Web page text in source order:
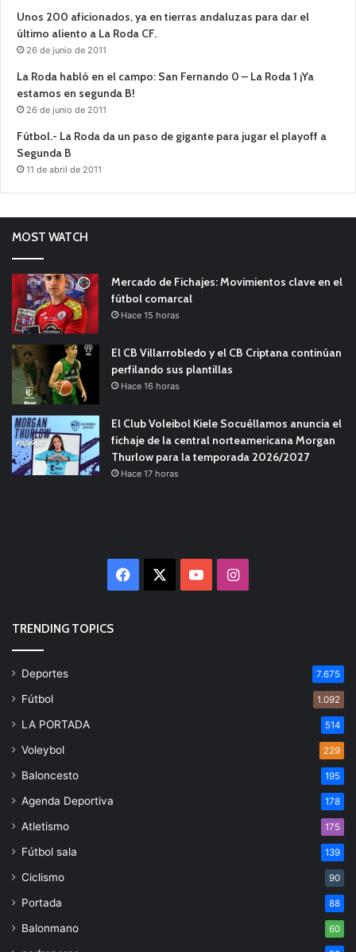
Unos 200 aficionados, ya en tierras andaluzas para dar el
último aliento a La Roda CF.
26 de junio de 2011
La Roda habló en el campo: San Fernando 0 – La Roda 1 ¡Ya
estamos en segunda B!
26 de junio de 2011
Fútbol.- La Roda da un paso de gigante para jugar el playoff a
Segunda B
11 de abril de 2011
MOST WATCH
Mercado de Fichajes: Movimientos clave en el
fútbol comarcal
Hace 15 horas
El CB Villarrobledo y el CB Criptana continúan
perfilando sus plantillas
Hace 16 horas
El Club Voleibol Kiele Socuéllamos anuncia el
fichaje de la central norteamericana Morgan
Thurlow para la temporada 2026/2027
Hace 17 horas
Facebook YouTubeInstagram
TRENDING TOPICS
Deportes 7.675
Fútbol 1.092
LA PORTADA 514
Voleybol 229
Baloncesto 195
Agenda Deportiva 178
Atletismo 175
Fútbol sala 139
Ciclismo 90
Portada 88
Balonmano 60